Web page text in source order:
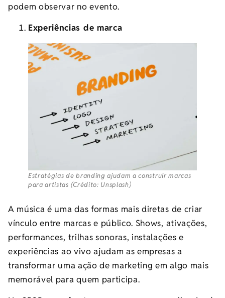
podem observar no evento.
Experiências de marca
Estratégias de branding ajudam a construir marcas
para artistas (Crédito: Unsplash)
A música é uma das formas mais diretas de criar
vínculo entre marcas e público. Shows, ativações,
performances, trilhas sonoras, instalações e
experiências ao vivo ajudam as empresas a
transformar uma ação de marketing em algo mais
memorável para quem participa.